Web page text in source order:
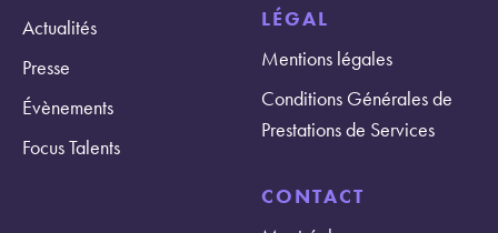
Actualités
Presse
Évènements
Focus Talents
LÉGAL
Mentions légales
Conditions Générales de
Prestations de Services
CONTACT